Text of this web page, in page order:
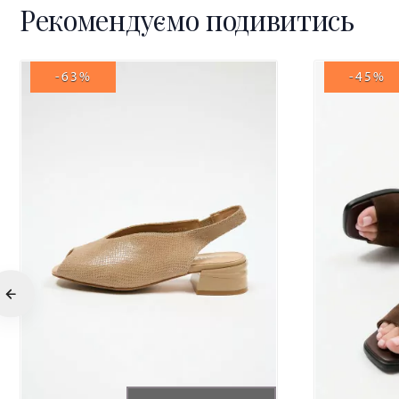
Рекомендуємо подивитись
-63% -45%